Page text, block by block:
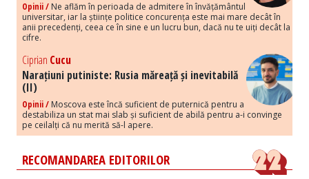
Opinii / Ne aflăm în perioada de admitere în învățământul
universitar, iar la științe politice concurența este mai mare decât în
anii precedenți, ceea ce în sine e un lucru bun, dacă nu te uiți decât la
cifre.
Ciprian Cucu
Narațiuni putiniste: Rusia măreață și inevitabilă
(II)
Opinii / Moscova este încă suficient de puternică pentru a
destabiliza un stat mai slab și suficient de abilă pentru a-i convinge
pe ceilalți că nu merită să-l apere.
RECOMANDAREA EDITORILOR